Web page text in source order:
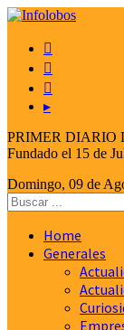



▸
PRIMER DIARIO
Fundado el 15 de
Domingo, 09 de
Home
Generales